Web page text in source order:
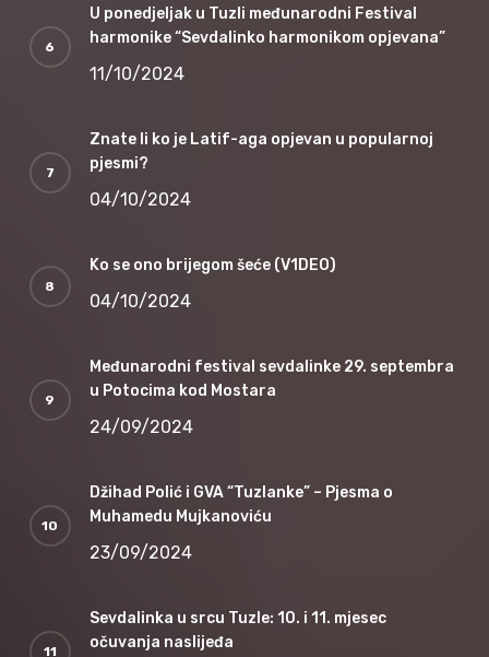
U ponedjeljak u Tuzli međunarodni Festival
harmonike “Sevdalinko harmonikom opjevana”
11/10/2024
Znate li ko je Latif-aga opjevan u popularnoj
pjesmi?
04/10/2024
Ko se ono brijegom šeće (V1DEO)
04/10/2024
Međunarodni festival sevdalinke 29. septembra
u Potocima kod Mostara
24/09/2024
Džihad Polić i GVA “Tuzlanke” – Pjesma o
Muhamedu Mujkanoviću
23/09/2024
Sevdalinka u srcu Tuzle: 10. i 11. mjesec
očuvanja naslijeđa